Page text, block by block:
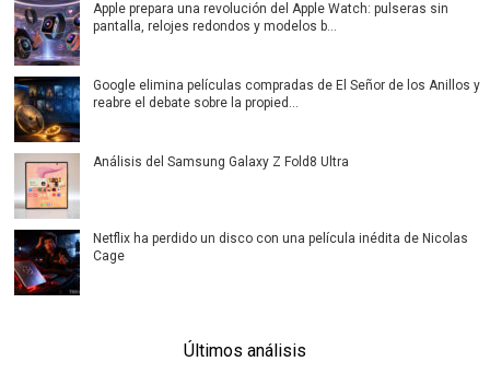
Apple prepara una revolución del Apple Watch: pulseras sin
pantalla, relojes redondos y modelos b...
Google elimina películas compradas de El Señor de los Anillos y
reabre el debate sobre la propied...
Análisis del Samsung Galaxy Z Fold8 Ultra
Netflix ha perdido un disco con una película inédita de Nicolas
Cage
Últimos análisis